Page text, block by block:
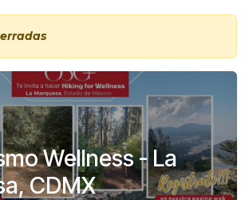
Wellness - La
CDMX